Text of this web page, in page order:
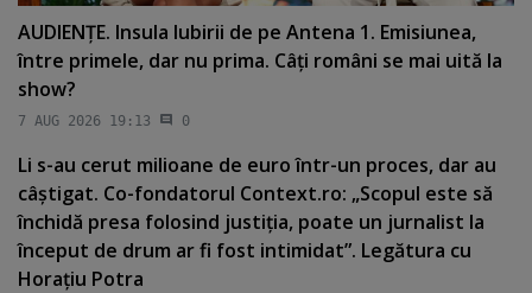
AUDIENŢE. Insula Iubirii de pe Antena 1. Emisiunea,
între primele, dar nu prima. Câţi români se mai uită la
show?
7 AUG 2026 19:13 0
Li s-au cerut milioane de euro într-un proces, dar au
câştigat. Co-fondatorul Context.ro: „Scopul este să
închidă presa folosind justiţia, poate un jurnalist la
început de drum ar fi fost intimidat”. Legătura cu
Horaţiu Potra